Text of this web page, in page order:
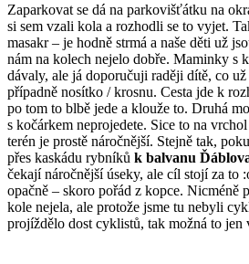
Zaparkovat se dá na parkovišťátku na
si sem vzali kola a rozhodli se to vyjet.
masakr – je hodně strmá a naše děti už
nám na kolech nejelo dobře. Maminky s
dávaly, ale já doporučuji raději dítě, co už
případně nosítko / krosnu. Cesta jde k
po tom to blbě jede a klouže to. Druhá
s kočárkem neprojedete. Sice to na
terén je prostě náročnější. Stejně tak,
přes kaskádu rybníků k balvanu
čekají náročnější úseky, ale cíl stojí za to
opačně – skoro pořád z kopce. Nicméně
kole nejela, ale protože jsme tu nebyli
projíždělo dost cyklistů, tak možná to jen